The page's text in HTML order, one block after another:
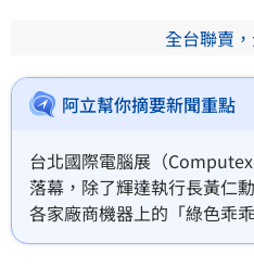
全台聯賣
阿立幫你摘要新聞重點
台北國際電腦展（
落幕，除了輝達執行長黃仁
各家廠商機器上的「綠色乖
憶體模組大廠創見特別在官